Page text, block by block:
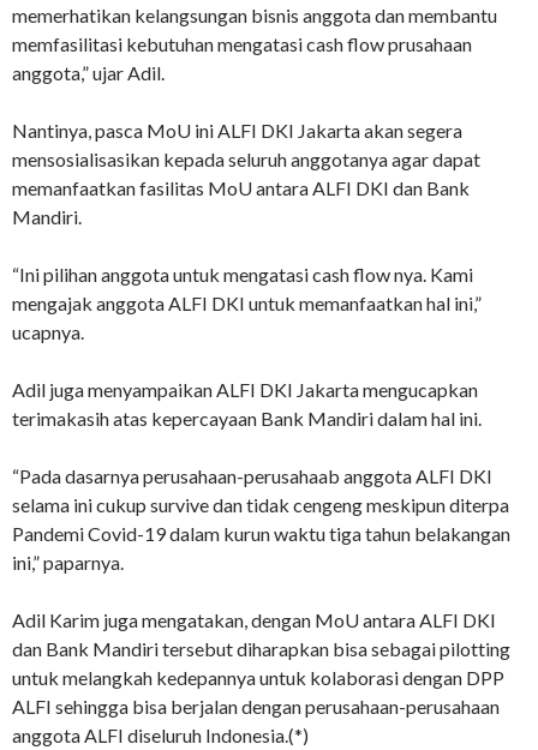
memerhatikan kelangsungan bisnis anggota dan membantu
memfasilitasi kebutuhan mengatasi cash flow prusahaan
anggota,” ujar Adil.
Nantinya, pasca MoU ini ALFI DKI Jakarta akan segera
mensosialisasikan kepada seluruh anggotanya agar dapat
memanfaatkan fasilitas MoU antara ALFI DKI dan Bank
Mandiri.
“Ini pilihan anggota untuk mengatasi cash flow nya. Kami
mengajak anggota ALFI DKI untuk memanfaatkan hal ini,”
ucapnya.
Adil juga menyampaikan ALFI DKI Jakarta mengucapkan
terimakasih atas kepercayaan Bank Mandiri dalam hal ini.
“Pada dasarnya perusahaan-perusahaab anggota ALFI DKI
selama ini cukup survive dan tidak cengeng meskipun diterpa
Pandemi Covid-19 dalam kurun waktu tiga tahun belakangan
ini,” paparnya.
Adil Karim juga mengatakan, dengan MoU antara ALFI DKI
dan Bank Mandiri tersebut diharapkan bisa sebagai pilotting
untuk melangkah kedepannya untuk kolaborasi dengan DPP
ALFI sehingga bisa berjalan dengan perusahaan-perusahaan
anggota ALFI diseluruh Indonesia.(*)